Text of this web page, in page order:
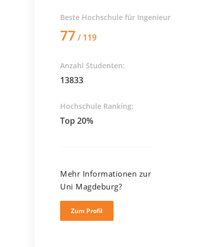
Beste Hochschule für Ingenieur
77 / 119
Anzahl Studenten:
13833
Hochschule Ranking:
Top 20%
Mehr Informationen zur
Uni Magdeburg?
Zum Profil